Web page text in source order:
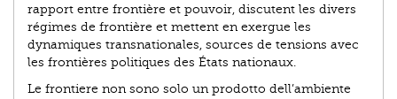
rapport entre frontière et pouvoir, discutent les divers
régimes de frontière et mettent en exergue les
dynamiques transnationales, sources de tensions avec
les frontières politiques des États nationaux.
Le frontiere non sono solo un prodotto dell’ambiente